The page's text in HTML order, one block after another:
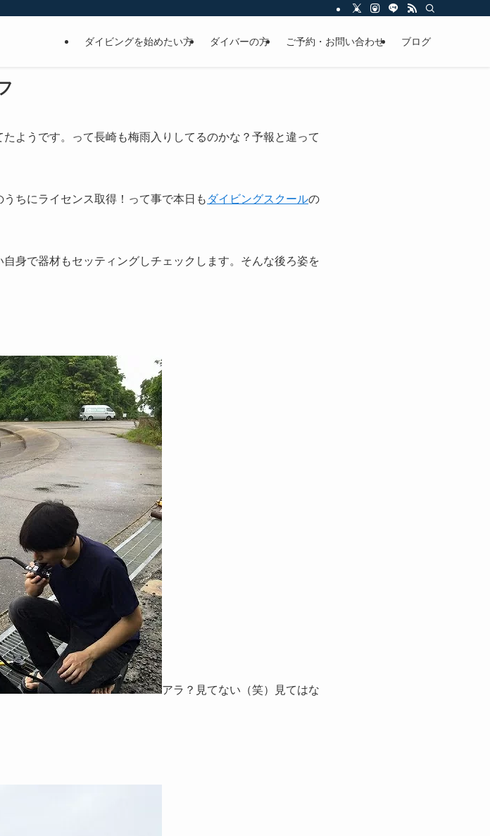
ダイビングを始めたい方 ダイバーの方 ご予約・お問い合わせ ブログ
ようです。って長崎も梅雨入りしてるのかな？予報と違って
ちにライセンス取得！って事で本日も ダイビングスクールの
自身で器材もセッティングしチェックします。そんな後ろ姿を
アラ？見てない（笑）見てはな